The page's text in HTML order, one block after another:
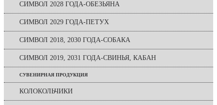
СИМВОЛ 2028 ГОДА-ОБЕЗЬЯНА
СИМВОЛ 2029 ГОДА-ПЕТУХ
СИМВОЛ 2018, 2030 ГОДА-СОБАКА
СИМВОЛ 2019, 2031 ГОДА-СВИНЬЯ, КАБАН
СУВЕНИРНАЯ ПРОДУКЦИЯ
КОЛОКОЛЬЧИКИ